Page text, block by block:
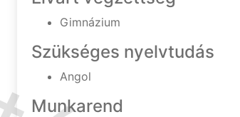
Gimnázium
Szükséges nyelvtudás
Angol
Munkarend